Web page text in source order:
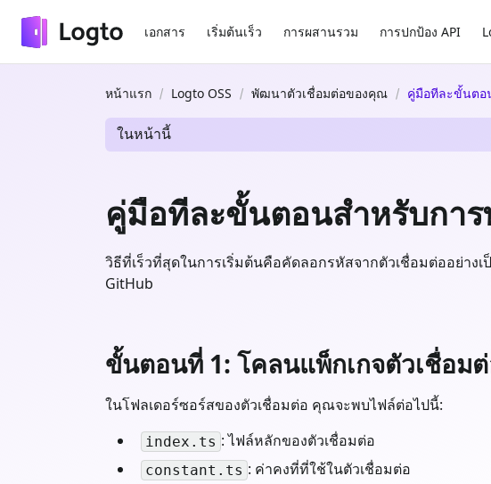
เอกสาร เริ่มต้นเร็ว การผสานรวม การปกป้อง API
หน้าแรก Logto OSS พัฒนาตัวเชื่อมต่อของคุณ คู่มือทีละขั้นตอ
ในหน้านี้
คู่มือทีละขั้นตอนสำหรับกา
วิธีที่เร็วที่สุดในการเริ่มต้นคือคัดลอกรหัสจากตัวเชื่อมต่ออย่าง
GitHub
ขั้นตอนที่ 1: โคลนแพ็กเกจตัวเชื่อม
ในโฟลเดอร์ซอร์สของตัวเชื่อมต่อ คุณจะพบไฟล์ต่อไปนี้:
index.ts : ไฟล์หลักของตัวเชื่อมต่อ
constant.ts : ค่าคงที่ที่ใช้ในตัวเชื่อมต่อ